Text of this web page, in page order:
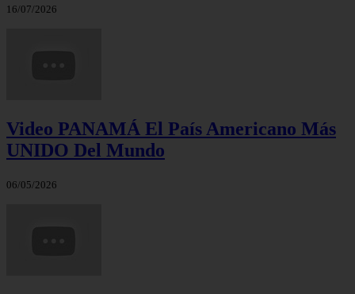
16/07/2026
Video PANAMÁ El País Americano Más
UNIDO Del Mundo
06/05/2026